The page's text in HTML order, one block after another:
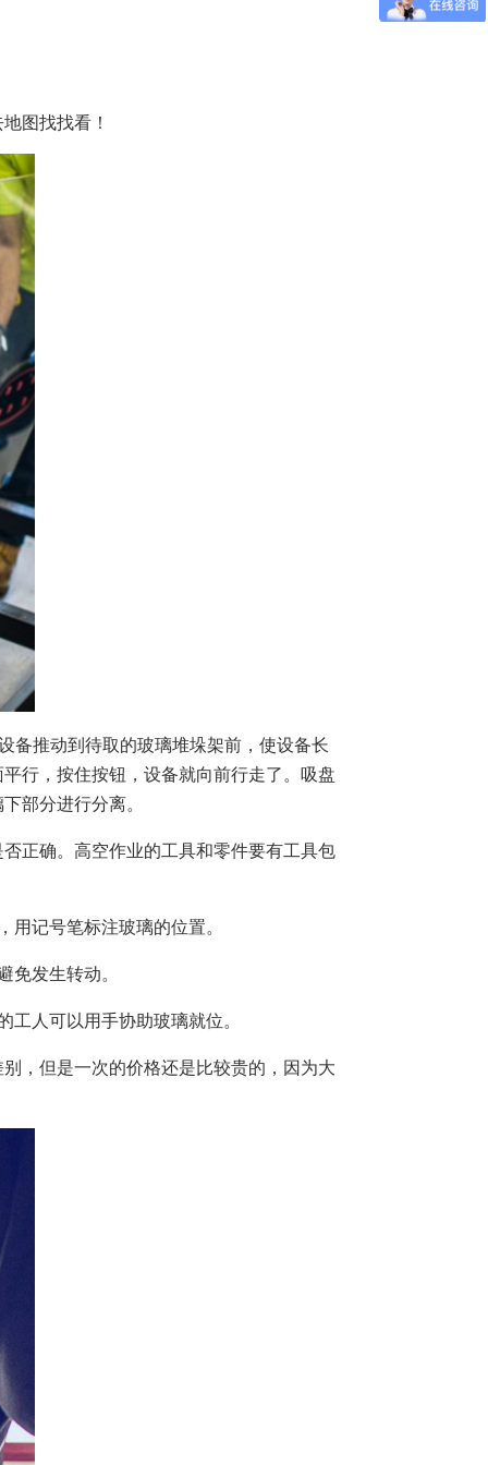
图找找看！
备推动到待取的玻璃堆垛架前，使设备长
行，按住按钮，设备就向前行走了。吸盘
部分进行分离。
正确。高空作业的工具和零件要有工具包
记号笔标注玻璃的位置。
免发生转动。
人可以用手协助玻璃就位。
，但是一次的价格还是比较贵的，因为大